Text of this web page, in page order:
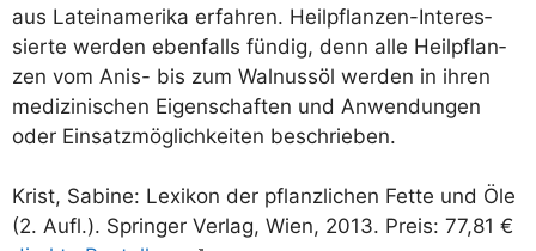
aus Latein­ame­ri­ka erfah­ren. Heil­pflan­zen-Inter­es­
sier­te wer­den eben­falls fün­dig, denn alle Heil­pflan­
zen vom Anis- bis zum Wal­nuss­öl wer­den in ihren
medi­zi­ni­schen Eigen­schaf­ten und Anwen­dun­gen
oder Ein­satz­mög­lich­kei­ten beschrieben.
Krist, Sabi­ne: Lexi­kon der pflanz­li­chen Fet­te und Öle
(2. Aufl.). Sprin­ger Ver­lag, Wien, 2013. Preis: 77,81 €